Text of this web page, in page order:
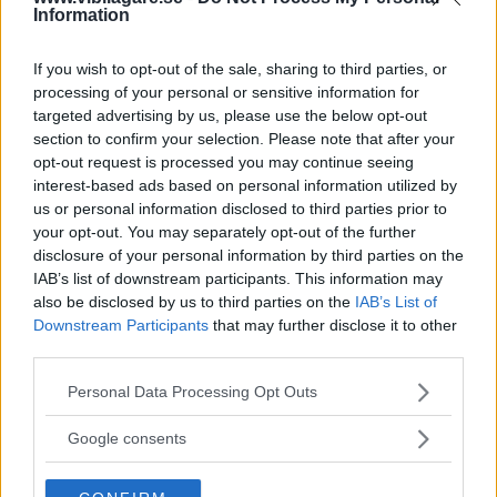
Information
If you wish to opt-out of the sale, sharing to third parties, or
processing of your personal or sensitive information for
targeted advertising by us, please use the below opt-out
section to confirm your selection. Please note that after your
opt-out request is processed you may continue seeing
interest-based ads based on personal information utilized by
us or personal information disclosed to third parties prior to
your opt-out. You may separately opt-out of the further
disclosure of your personal information by third parties on the
IAB’s list of downstream participants. This information may
also be disclosed by us to third parties on the IAB’s List of
Downstream Participants that may further disclose it to other
Please note that this website/app uses one or more Google
not limited to your visit or usage behaviour. You may click to
use your data for below specified purposes in below Google
Personal Data Processing Opt Outs
Google consents
Audi A6
Audi Q5
BMW 1-serie
BMW 2-serie Act. Tou.
BMW 3-serie
BMW 5-serie
BMW i3
BMW X1
BMW X3
BMW X5
Citroën C3
Citroën C3 Picasso
Citroën C4
Citroën C4 Picasso
Citroën C5
Dacia Logan MCV
Dacia Sandero
Fiat 500
BMW X5
Citroën C3 Picasso
Citroën C4
Citroën C4 Picasso
Citroën C5
Dacia Duster
Dacia Logan MCV
Dacia Sandero
Fiat 500
Fiat Tipo
Ford C-Max
Ford Fiesta
Ford Focus
Ford Focus Active
Honda Accord
Honda Civic
Honda CR-V
Hyundai i10
Hyundai i20